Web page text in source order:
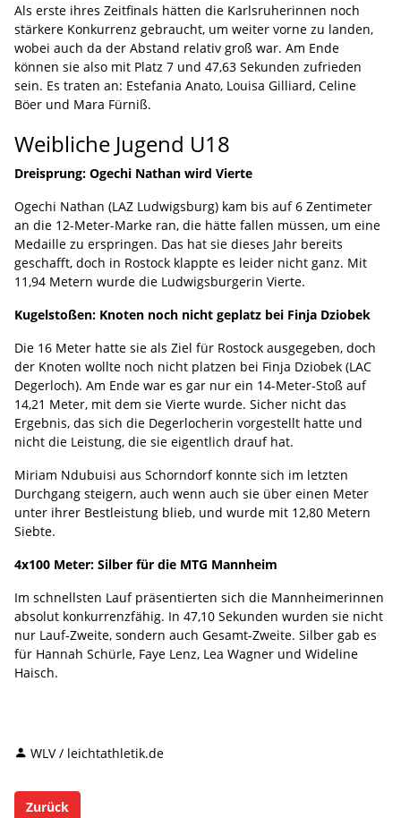
Als erste ihres Zeitfinals hätten die Karlsruherinnen noch
stärkere Konkurrenz gebraucht, um weiter vorne zu landen,
wobei auch da der Abstand relativ groß war. Am Ende
können sie also mit Platz 7 und 47,63 Sekunden zufrieden
sein. Es traten an: Estefania Anato, Louisa Gilliard, Celine
Böer und Mara Fürniß.
Weibliche Jugend U18
Dreisprung: Ogechi Nathan wird Vierte
Ogechi Nathan (LAZ Ludwigsburg) kam bis auf 6 Zentimeter
an die 12-Meter-Marke ran, die hätte fallen müssen, um eine
Medaille zu erspringen. Das hat sie dieses Jahr bereits
geschafft, doch in Rostock klappte es leider nicht ganz. Mit
11,94 Metern wurde die Ludwigsburgerin Vierte.
Kugelstoßen: Knoten noch nicht geplatz bei Finja Dziobek
Die 16 Meter hatte sie als Ziel für Rostock ausgegeben, doch
der Knoten wollte noch nicht platzen bei Finja Dziobek (LAC
Degerloch). Am Ende war es gar nur ein 14-Meter-Stoß auf
14,21 Meter, mit dem sie Vierte wurde. Sicher nicht das
Ergebnis, das sich die Degerlocherin vorgestellt hatte und
nicht die Leistung, die sie eigentlich drauf hat.
Miriam Ndubuisi aus Schorndorf konnte sich im letzten
Durchgang steigern, auch wenn auch sie über einen Meter
unter ihrer Bestleistung blieb, und wurde mit 12,80 Metern
Siebte.
4x100 Meter: Silber für die MTG Mannheim
Im schnellsten Lauf präsentierten sich die Mannheimerinnen
absolut konkurrenzfähig. In 47,10 Sekunden wurden sie nicht
nur Lauf-Zweite, sondern auch Gesamt-Zweite. Silber gab es
für Hannah Schürle, Faye Lenz, Lea Wagner und Wideline
Haisch.
WLV / leichtathletik.de
Zurück